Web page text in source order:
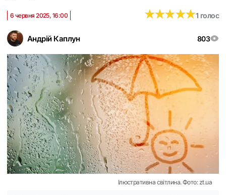
Андрій Каплун 803
6 червня 2025, 16:00 ★★★★★
★★★★★1 голос
Ілюстративна світлина. Фото: zt.ua